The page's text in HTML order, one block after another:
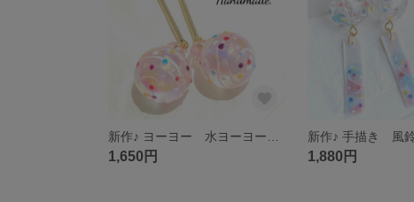
1,650円 1,880円